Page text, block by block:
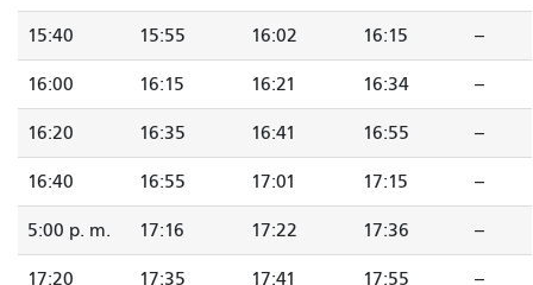
15:40 15:55 16:02 16:15 --
16:00 16:15 16:21 16:34 --
16:20 16:35 16:41 16:55 --
16:40 16:55 17:01 17:15 --
5:00 p. m. 17:16 17:22 17:36 --
17:20 17:35 17:41 17:55 --